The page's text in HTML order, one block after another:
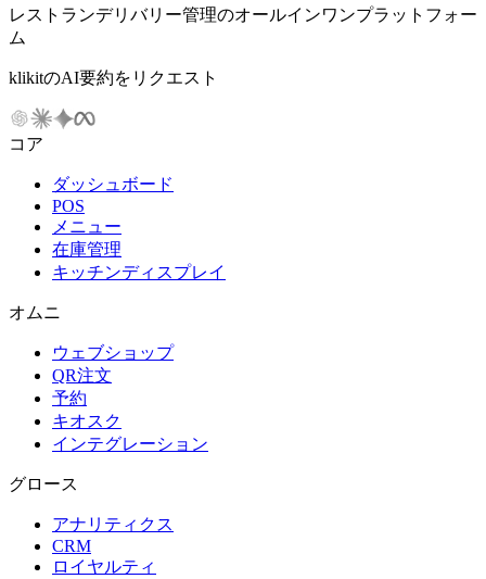
レストランデリバリー管理のオールインワンプラットフォー
ム
klikitのAI要約をリクエスト
コア
ダッシュボード
POS
メニュー
在庫管理
キッチンディスプレイ
オムニ
ウェブショップ
QR注文
予約
キオスク
インテグレーション
グロース
アナリティクス
CRM
ロイヤルティ